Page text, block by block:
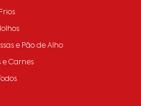
Frios
e Pão de Alho
e Carnes
Todos